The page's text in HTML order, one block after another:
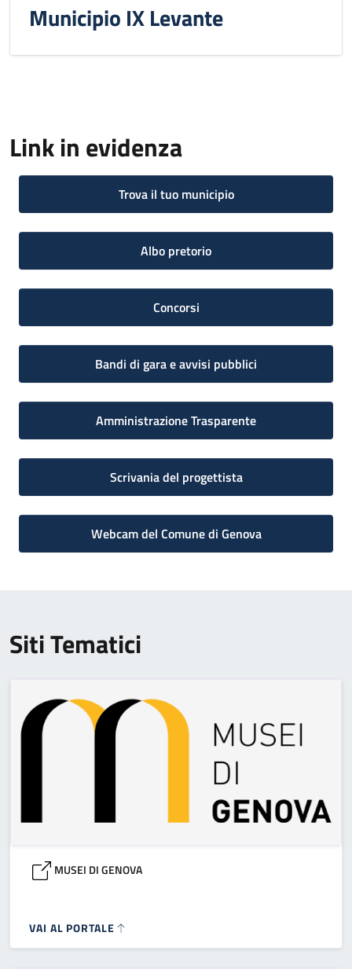
Municipio IX Levante
Link in evidenza
Trova il tuo municipio
Albo pretorio
Concorsi
Bandi di gara e avvisi pubblici
Amministrazione Trasparente
Scrivania del progettista
Webcam del Comune di Genova
Siti Tematici
MUSEI DI GENOVA
VAI AL PORTALE